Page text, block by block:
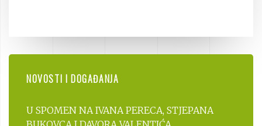
NOVOSTI I DOGAĐANJA
U SPOMEN NA IVANA PERECA, STJEPANA